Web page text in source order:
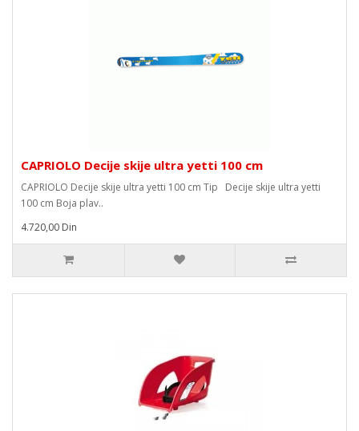
CAPRIOLO Decije skije ultra yetti 100 cm
CAPRIOLO Decije skije ultra yetti 100 cm Tip Decije skije ultra yetti
100 cm Boja plav..
4.720,00 Din